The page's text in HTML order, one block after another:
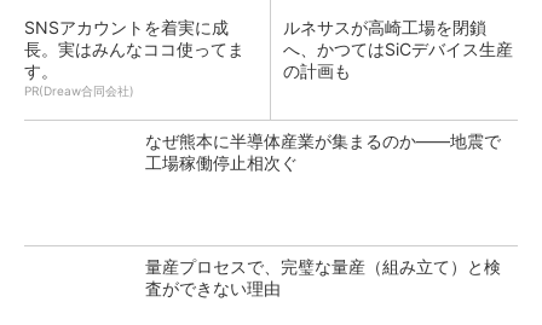
SNSアカウントを着実に成
長。実はみんなココ使ってま
す。
PR(Dreaw合同会社)
ルネサスが高崎工場を閉鎖
へ、かつてはSiCデバイス生産
の計画も
なぜ熊本に半導体産業が集まるのか――地震で
工場稼働停止相次ぐ
量産プロセスで、完璧な量産（組み立て）と検
査ができない理由